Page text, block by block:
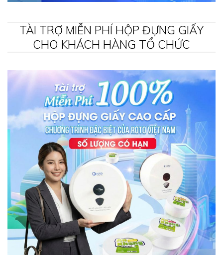
TÀI TRỢ MIỄN PHÍ HỘP ĐỰNG GIẤY
CHO KHÁCH HÀNG TỔ CHỨC